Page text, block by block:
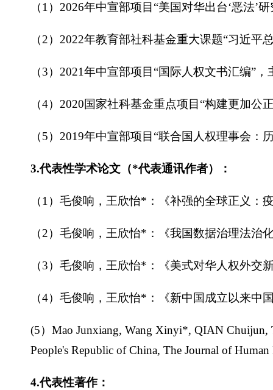
（1）2026年中宣部项目“美国对华出台‘恶法’
（2）2022年教育部社科基金重大课题“习近
（3）2021年中宣部项目“国际人权文书汇编”
（4）2020国家社科基金重点项目“构建更加
（5）2019年中宣部项目“联合国人权理事会
3.代表性学术论文（*代表通讯作者）：
（1）毛俊响，王欣怡*：《补强的全球正义：
（2）毛俊响，王欣怡*：《我国数据治理法治
（3）毛俊响，王欣怡*：《美式对华人权外交
（4）毛俊响，王欣怡*：《新中国成立以来中
(5）Mao Junxiang, Wang Xinyi*, QIAN Chuijun,
People's Republic of China, The Journal of
4.代表性著作：